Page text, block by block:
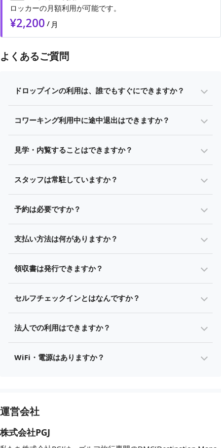
ロッカーの月額利用が可能です。
¥2,200 / 月
よくあるご質問
ドロップインの利用は、誰でもすぐにできますか？
コワーキング利用中に途中退出はできますか？
見学・内覧することはできますか？
スタッフは常駐していますか？
予約は必要ですか？
支払い方法は何がありますか？
領収書は発行できますか？
セルフチェックインとはなんですか？
法人での利用はできますか？
WiFi・電源はありますか？
運営会社
株式会社PGJ